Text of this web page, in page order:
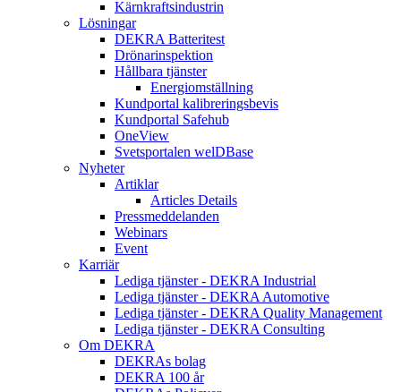
Kärnkraftsindustrin
Lösningar
DEKRA Batteritest
Drönarinspektion
Hållbara tjänster
Energiomställning
Kundportal kalibreringsbevis
Kundportal Safehub
OneView
Svetsportalen welDBase
Nyheter
Artiklar
Articles Details
Pressmeddelanden
Webinars
Event
Karriär
Lediga tjänster - DEKRA Industrial
Lediga tjänster - DEKRA Automotive
Lediga tjänster - DEKRA Quality Management
Lediga tjänster - DEKRA Consulting
Om DEKRA
DEKRAs bolag
DEKRA 100 år